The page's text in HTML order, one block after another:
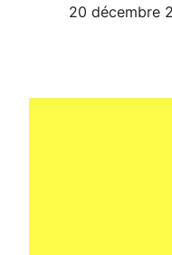
20 décembre